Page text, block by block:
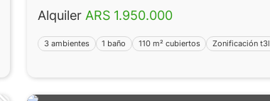
Alquiler ARS 1.950.000
3 ambientes 1 baño 110 m² cubiertos Zonificación t3l